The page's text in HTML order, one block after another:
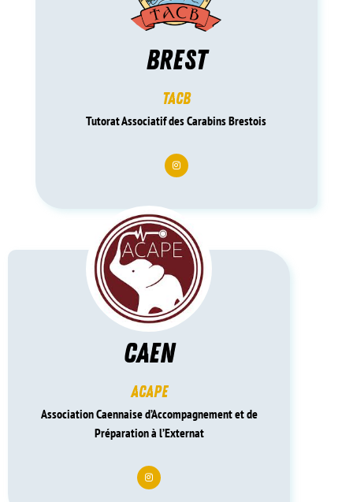
BREST
TACB
Tutorat Associatif des Carabins Brestois
CAEN
ACAPE
Association Caennaise d’Accompagnement et de
Préparation à l’Externat